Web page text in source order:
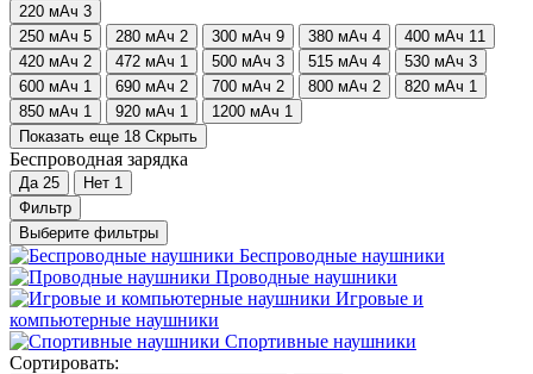
220 мАч 3
250 мАч 5 280 мАч 2 300 мАч 9 380 мАч 4 400 мАч 11
420 мАч 2 472 мАч 1 500 мАч 3 515 мАч 4 530 мАч 3
600 мАч 1 690 мАч 2 700 мАч 2 800 мАч 2 820 мАч 1
850 мАч 1 920 мАч 1 1200 мАч 1
Показать еще 18 Скрыть
Беспроводная зарядка
Да 25 Нет 1
Фильтр
Выберите фильтры
Беcпроводные наушники
Проводные наушники
Игровые и
компьютерные наушники
Спортивные наушники
Сортировать: